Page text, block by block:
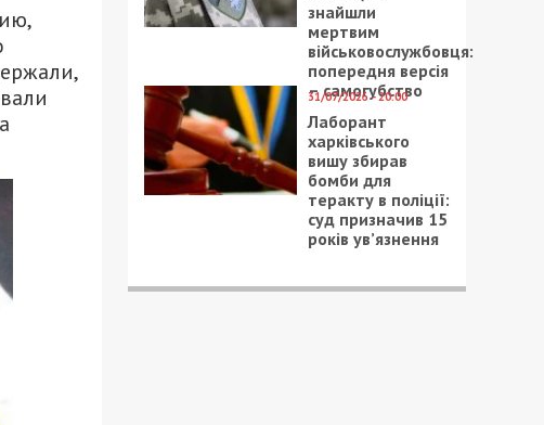
знайшли
мертвим
військовослужбовця:
попередня версія
– самогубство
31/07/2026 - 20:00
Лаборант
харківського
вишу збирав
бомби для
теракту в поліції:
суд призначив 15
років ув’язнення